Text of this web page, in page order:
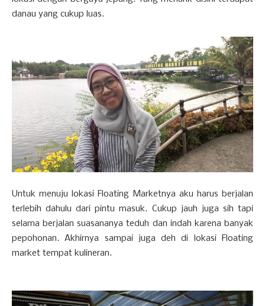
danau yang cukup luas.
Untuk menuju lokasi Floating Marketnya aku harus berjalan
terlebih dahulu dari pintu masuk. Cukup jauh juga sih tapi
selama berjalan suasananya teduh dan indah karena banyak
pepohonan. Akhirnya sampai juga deh di lokasi Floating
market tempat kulineran.